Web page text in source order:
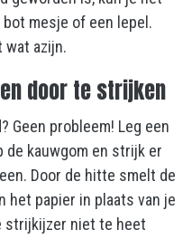
mesje of een lepel.
wat azijn.
door te strijken
Geen probleem! Leg een
de kauwgom en strijk er
Door de hitte smelt de
het papier in plaats van je
strijkijzer niet te heet